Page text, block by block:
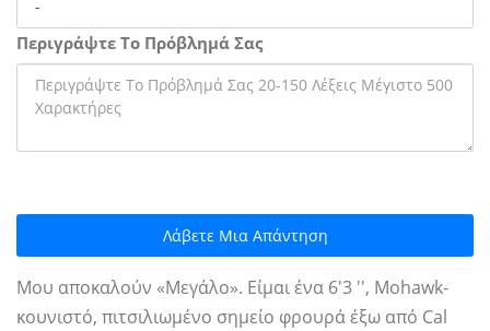
Περιγράψτε Το Πρόβλημά Σας
Λάβετε Μια Απάντηση
Μου αποκαλούν «Μεγάλο». Είμαι ένα 6'3 '', Mohawk-
κουνιστό, πιτσιλιωμένο σημείο φρουρά έξω από Cal